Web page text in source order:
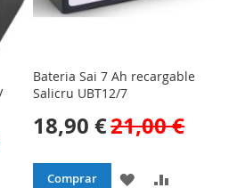
Bateria Sai 7 Ah recargable
Salicru UBT12/7
18,90 €21,00 €
Comprar
AÑADIR